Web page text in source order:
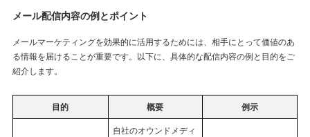
メール配信内容の例とポイント
メールマーケティングを効果的に活用するためには、相手にとって価値のあ
る情報を届けることが重要です。以下に、具体的な配信内容の例と目的をご
紹介します。
目的 概要 例示
自社のオウンドメディ